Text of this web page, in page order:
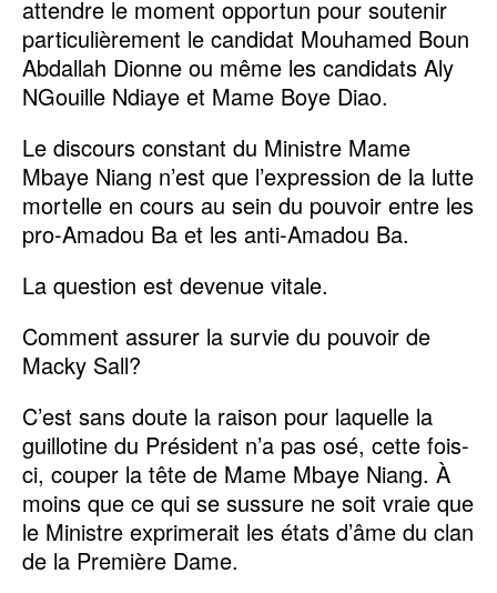
attendre le moment opportun pour soutenir
particulièrement le candidat Mouhamed Boun
Abdallah Dionne ou même les candidats Aly
NGouille Ndiaye et Mame Boye Diao.
Le discours constant du Ministre Mame
Mbaye Niang n’est que l’expression de la lutte
mortelle en cours au sein du pouvoir entre les
pro-Amadou Ba et les anti-Amadou Ba.
La question est devenue vitale.
Comment assurer la survie du pouvoir de
Macky Sall?
C’est sans doute la raison pour laquelle la
guillotine du Président n’a pas osé, cette fois-
ci, couper la tête de Mame Mbaye Niang. À
moins que ce qui se sussure ne soit vraie que
le Ministre exprimerait les états d’âme du clan
de la Première Dame.